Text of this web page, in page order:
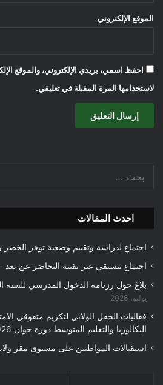
الموقع الإلكتروني
احفظ اسمي، بريدي الإلكتروني، والموقع
لاستخدامها المرة المقبلة في تعليقي.
احدث المقالات
اجتماع لدراسة وتقييم وضعية توفر الخضر
اجتماع تنسيقي عبر تقنية التحاضر عن بعد
بلاغ حول رزنامة الدخول المدرسي للسنة الدراسية
يوليو، 2026
فعاليات الحفل الولائي لتكريم متفوقي
البكالوريا والتعليم المتوسط دورة جوان 2026
استقبالات المواطنين على مستوى مقر